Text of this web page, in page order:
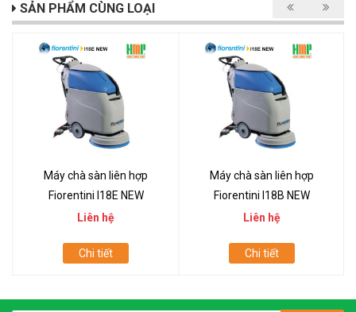
SẢN PHẨM CÙNG LOẠI
Máy chà sàn liên hợp
Fiorentini I18E NEW
Liên hệ
Chi tiết
Máy chà sàn liên hợp
Fiorentini I18B NEW
Liên hệ
Chi tiết